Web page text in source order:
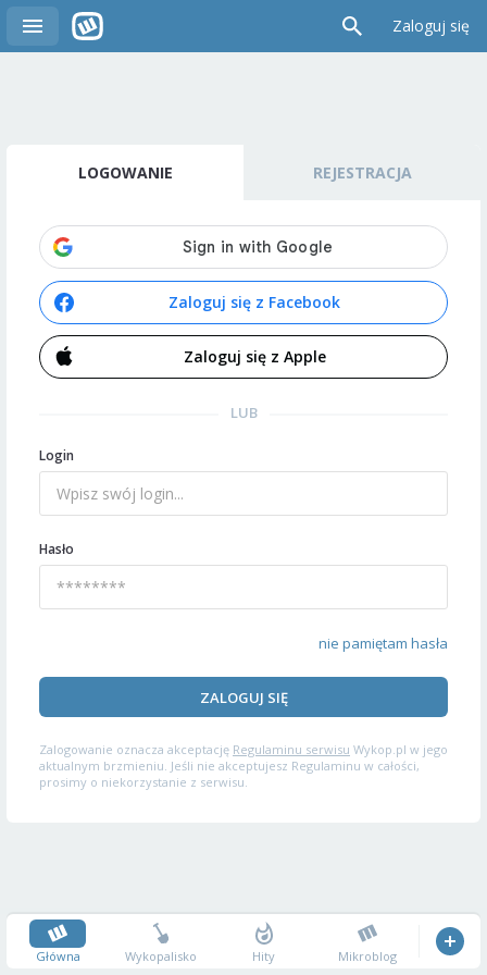
Zaloguj się
LOGOWANIE REJESTRACJA
Zaloguj się z Facebook
Zaloguj się z Apple
LUB
Login
Hasło
nie pamiętam hasła
ZALOGUJ SIĘ
Zalogowanie oznacza akceptację Regulaminu serwisu Wykop.pl w jego
aktualnym brzmieniu. Jeśli nie akceptujesz Regulaminu w całości,
prosimy o niekorzystanie z serwisu.
Główna Wykopalisko Hity Mikroblog